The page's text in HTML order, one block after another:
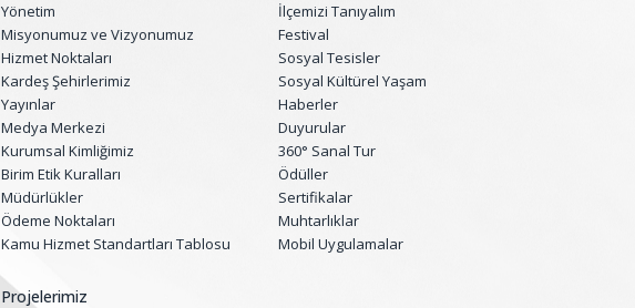
Yönetim
Misyonumuz ve Vizyonumuz
Hizmet Noktaları
Kardeş Şehirlerimiz
Yayınlar
Medya Merkezi
Kurumsal Kimliğimiz
Birim Etik Kuralları
Müdürlükler
Ödeme Noktaları
Kamu Hizmet Standartları Tablosu
İlçemizi Tanıyalım
Festival
Sosyal Tesisler
Sosyal Kültürel Yaşam
Haberler
Duyurular
360° Sanal Tur
Ödüller
Sertifikalar
Muhtarlıklar
Mobil Uygulamalar
Projelerimiz